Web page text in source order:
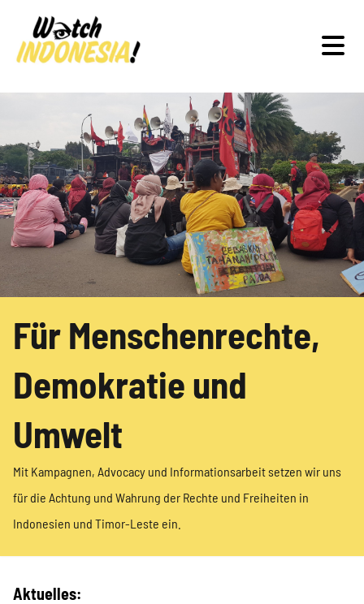
Schwerpunkte
Veranstaltungen
Publikationen
Projekte
Kampagne
Stellenangebote
Für Menschenrechte,
Demokratie und
Umwelt
Mit Kampagnen, Advocacy und Informationsarbeit setzen wir uns
für die Achtung und Wahrung der Rechte und Freiheiten in
Indonesien und Timor-Leste ein.
Aktuelles: